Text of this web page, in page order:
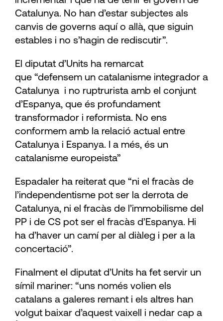
Catalunya. No han d’estar subjectes als
canvis de governs aquí o allà, que siguin
estables i no s’hagin de rediscutir”.
El diputat d’Units ha remarcat
que “defensem un catalanisme integrador a
Catalunya i no ruptrurista amb el conjunt
d’Espanya, que és profundament
transformador i reformista. No ens
conformem amb la relació actual entre
Catalunya i Espanya. I a més, és un
catalanisme europeista”
Espadaler ha reiterat que “ni el fracàs de
l’independentisme pot ser la derrota de
Catalunya, ni el fracàs de l’immobilisme del
PP i de CS pot ser el fracàs d’Espanya. Hi
ha d’haver un camí per al diàleg i per a la
concertació”.
Finalment el diputat d’Units ha fet servir un
símil mariner: “uns només volien els
catalans a galeres remant i els altres han
volgut baixar d’aquest vaixell i nedar cap a